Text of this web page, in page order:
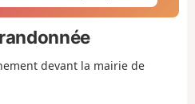
devant la mairie de